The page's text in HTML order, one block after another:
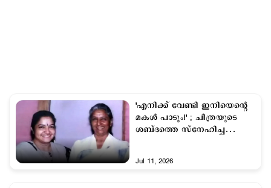
'എനിക്ക് വേണ്ടി ഇനിയെന്‍റെ
മകള്‍ പാടും!' ; ചിത്രയുടെ
ശബ്ദത്തെ സ്നേഹിച്ച
Jul 11, 2026